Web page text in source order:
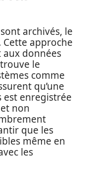
archivés, le
approche
aux données
le
comme
qu’une
est enregistrée
non
que les
même en
les